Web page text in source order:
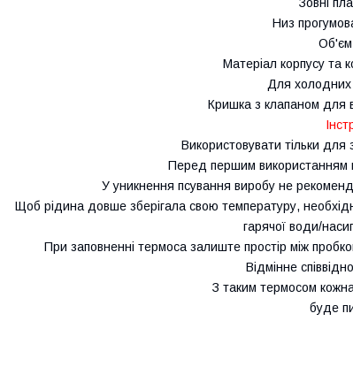
Зовні
Низ
Матеріал корпусу та
Для холодних
Кришка з клапаном для
Використовувати тільки для
Перед першим
У уникнення псування виробу не
Щоб рідина довше зберігала свою температуру,
гарячої води/
При заповненні термоса залиште простір між
Відмінне
З таким термосом
буде